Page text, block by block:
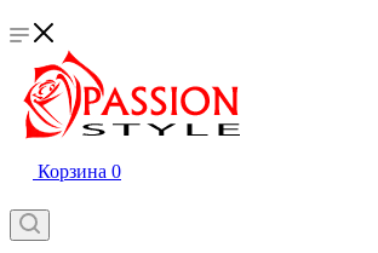
Корзина 0